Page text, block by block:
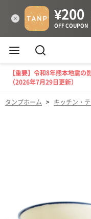
【重要】令和8年熊本地震
（2026年7月29日更新）
タンプホーム > キッチン・